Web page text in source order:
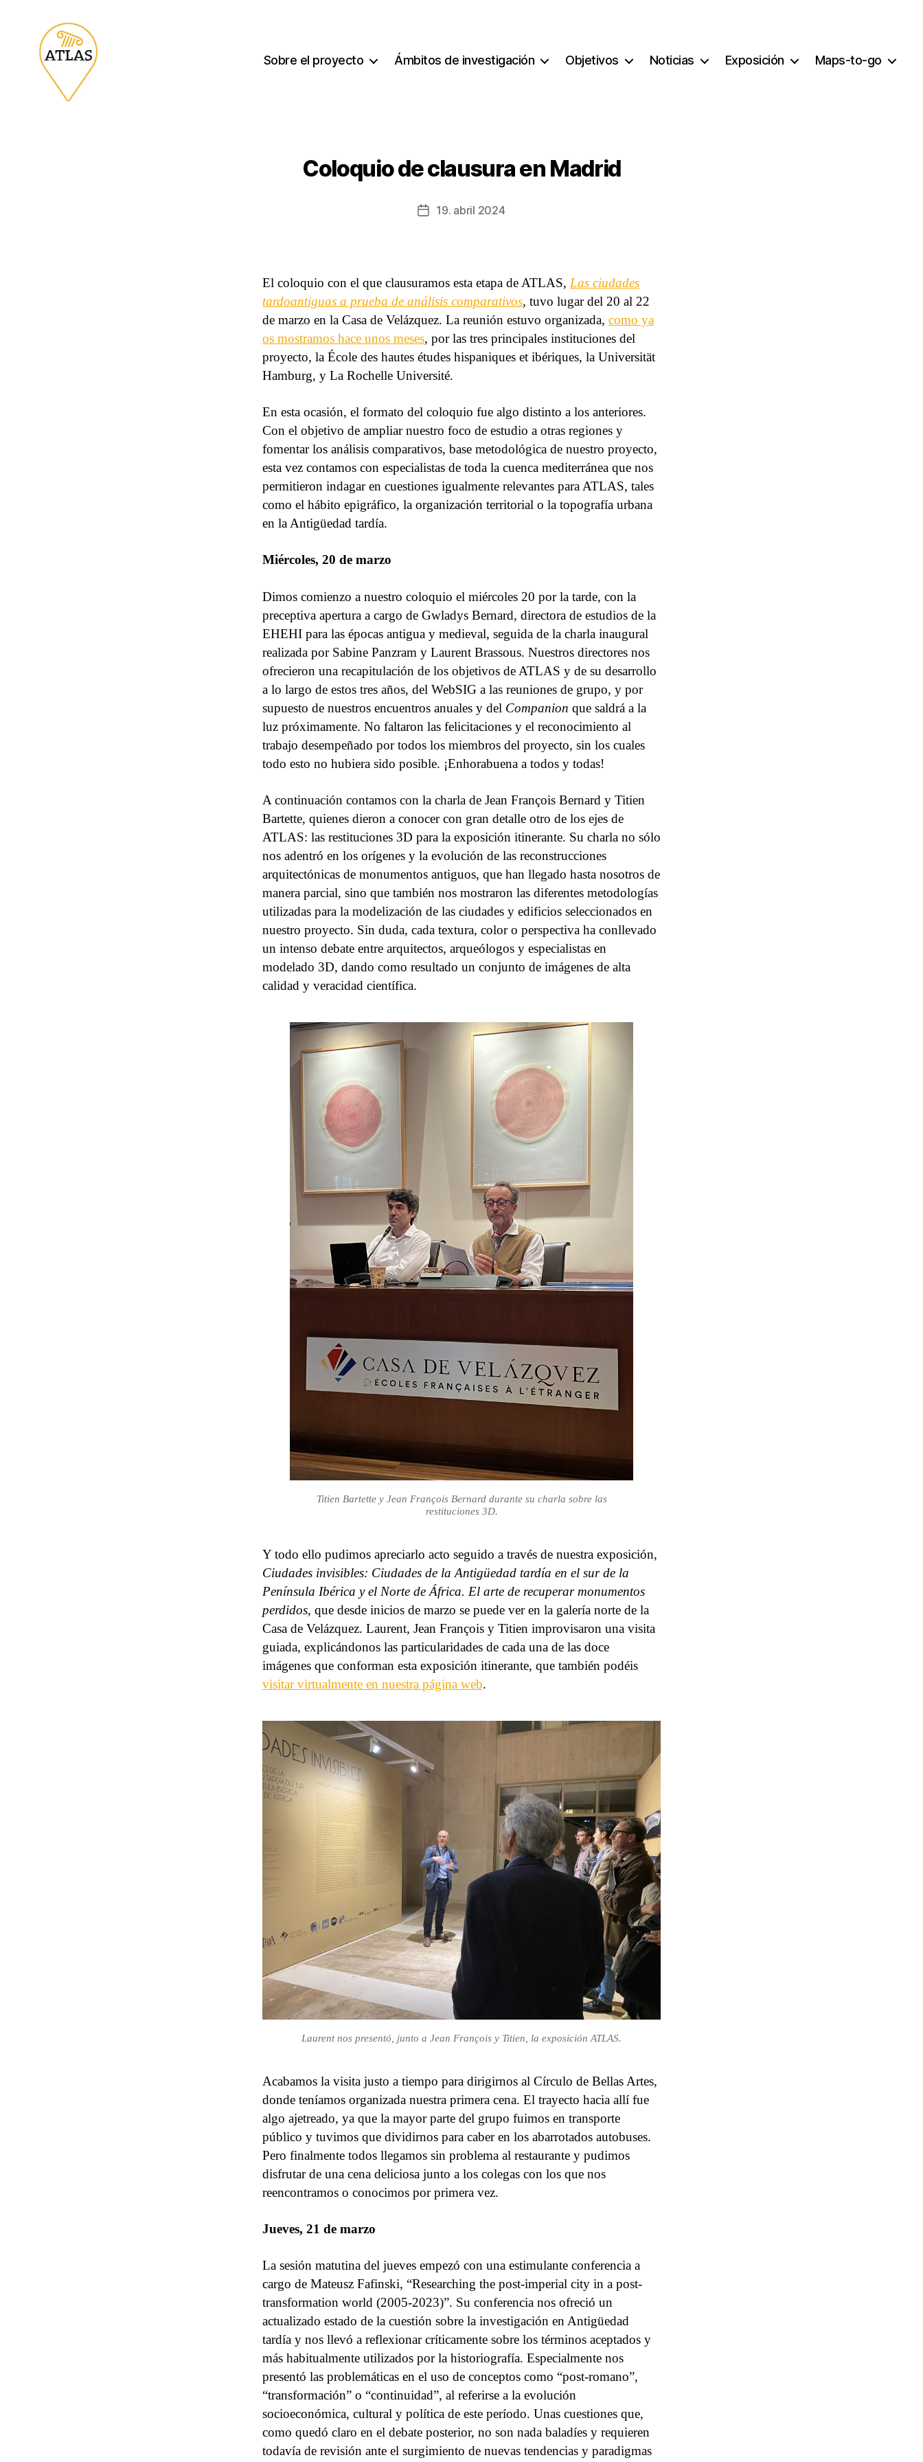
Sobre el proyecto Ámbitos de investigación Objetivos Noticias Exposición Maps-to-go
Coloquio de clausura en Madrid
Fecha19. abril 2024
El coloquio con el que clausuramos esta etapa de ATLAS, Las ciudades
tardoantiguas a prueba de análisis comparativos, tuvo lugar del 20 al 22
de marzo en la Casa de Velázquez. La reunión estuvo organizada, como ya
os mostramos hace unos meses, por las tres principales instituciones del
proyecto, la École des hautes études hispaniques et ibériques, la Universität
Hamburg, y La Rochelle Université.
En esta ocasión, el formato del coloquio fue algo distinto a los anteriores.
Con el objetivo de ampliar nuestro foco de estudio a otras regiones y
fomentar los análisis comparativos, base metodológica de nuestro proyecto,
esta vez contamos con especialistas de toda la cuenca mediterránea que nos
permitieron indagar en cuestiones igualmente relevantes para ATLAS, tales
como el hábito epigráfico, la organización territorial o la topografía urbana
en la Antigüedad tardía.
Miércoles, 20 de marzo
Dimos comienzo a nuestro coloquio el miércoles 20 por la tarde, con la
preceptiva apertura a cargo de Gwladys Bernard, directora de estudios de la
EHEHI para las épocas antigua y medieval, seguida de la charla inaugural
realizada por Sabine Panzram y Laurent Brassous. Nuestros directores nos
ofrecieron una recapitulación de los objetivos de ATLAS y de su desarrollo
a lo largo de estos tres años, del WebSIG a las reuniones de grupo, y por
supuesto de nuestros encuentros anuales y del Companion que saldrá a la
luz próximamente. No faltaron las felicitaciones y el reconocimiento al
trabajo desempeñado por todos los miembros del proyecto, sin los cuales
todo esto no hubiera sido posible. ¡Enhorabuena a todos y todas!
A continuación contamos con la charla de Jean François Bernard y Titien
Bartette, quienes dieron a conocer con gran detalle otro de los ejes de
ATLAS: las restituciones 3D para la exposición itinerante. Su charla no sólo
nos adentró en los orígenes y la evolución de las reconstrucciones
arquitectónicas de monumentos antiguos, que han llegado hasta nosotros de
manera parcial, sino que también nos mostraron las diferentes metodologías
utilizadas para la modelización de las ciudades y edificios seleccionados en
nuestro proyecto. Sin duda, cada textura, color o perspectiva ha conllevado
un intenso debate entre arquitectos, arqueólogos y especialistas en
modelado 3D, dando como resultado un conjunto de imágenes de alta
calidad y veracidad científica.
Titien Bartette y Jean François Bernard durante su charla sobre las
restituciones 3D.
Y todo ello pudimos apreciarlo acto seguido a través de nuestra exposición,
Ciudades invisibles: Ciudades de la Antigüedad tardía en el sur de la
Península Ibérica y el Norte de África. El arte de recuperar monumentos
perdidos, que desde inicios de marzo se puede ver en la galería norte de la
Casa de Velázquez. Laurent, Jean François y Titien improvisaron una visita
guiada, explicándonos las particularidades de cada una de las doce
imágenes que conforman esta exposición itinerante, que también podéis
visitar virtualmente en nuestra página web.
Laurent nos presentó, junto a Jean François y Titien, la exposición ATLAS.
Acabamos la visita justo a tiempo para dirigirnos al Círculo de Bellas Artes,
donde teníamos organizada nuestra primera cena. El trayecto hacia allí fue
algo ajetreado, ya que la mayor parte del grupo fuimos en transporte
público y tuvimos que dividirnos para caber en los abarrotados autobuses.
Pero finalmente todos llegamos sin problema al restaurante y pudimos
disfrutar de una cena deliciosa junto a los colegas con los que nos
reencontramos o conocimos por primera vez.
Jueves, 21 de marzo
La sesión matutina del jueves empezó con una estimulante conferencia a
cargo de Mateusz Fafinski, “Researching the post-imperial city in a post-
transformation world (2005-2023)”. Su conferencia nos ofreció un
actualizado estado de la cuestión sobre la investigación en Antigüedad
tardía y nos llevó a reflexionar críticamente sobre los términos aceptados y
más habitualmente utilizados por la historiografía. Especialmente nos
presentó las problemáticas en el uso de conceptos como “post-romano”,
“transformación” o “continuidad”, al referirse a la evolución
socioeconómica, cultural y política de este período. Unas cuestiones que,
como quedó claro en el debate posterior, no son nada baladíes y requieren
todavía de revisión ante el surgimiento de nuevas tendencias y paradigmas